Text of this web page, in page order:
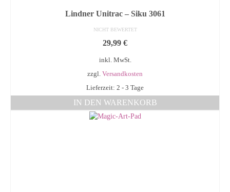
Lindner Unitrac – Siku 3061
NICHT BEWERTET
29,99 €
inkl. MwSt.
zzgl. Versandkosten
Lieferzeit: 2 - 3 Tage
IN DEN WARENKORB